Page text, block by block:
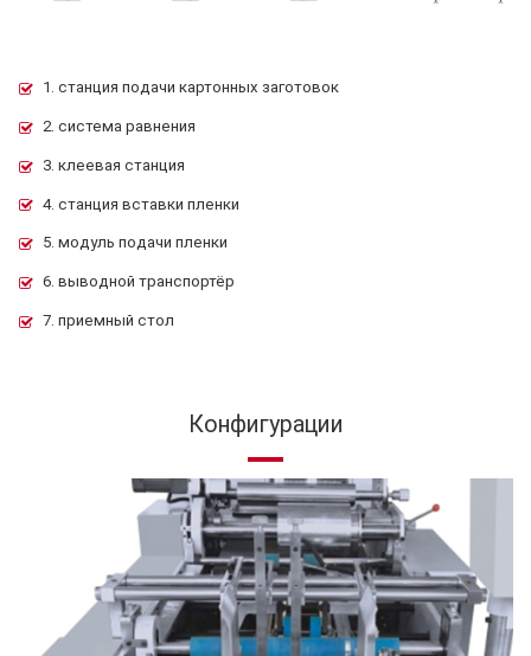
1. станция подачи картонных заготовок
2. система равнения
3. клеевая станция
4. станция вставки пленки
5. модуль подачи пленки
6. выводной транспортёр
7. приемный стол
Конфигурации